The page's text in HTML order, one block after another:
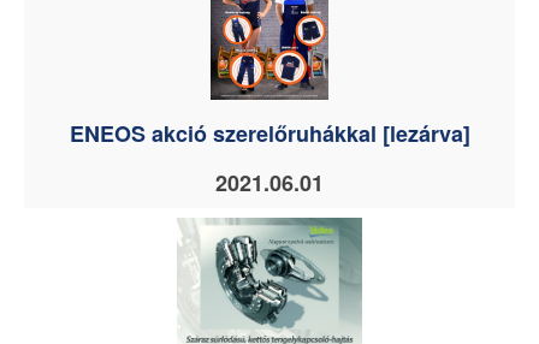
ENEOS akció szerelőruhákkal [lezárva]
2021.06.01